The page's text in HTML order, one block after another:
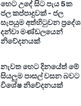
හෙට උදේ සිට පැය 5ක
ජල කප්පාදුවක් - ජල
සැපයුම අත්හිටුවන ප්‍රදේශ
දන්වා මණ්ඩලයෙන්
නිවේදනයක්
නැවත හෙට දිනයේත් මේ
සියලුම පාසල් වසන බවට
විශේෂ නිවේදනයක්